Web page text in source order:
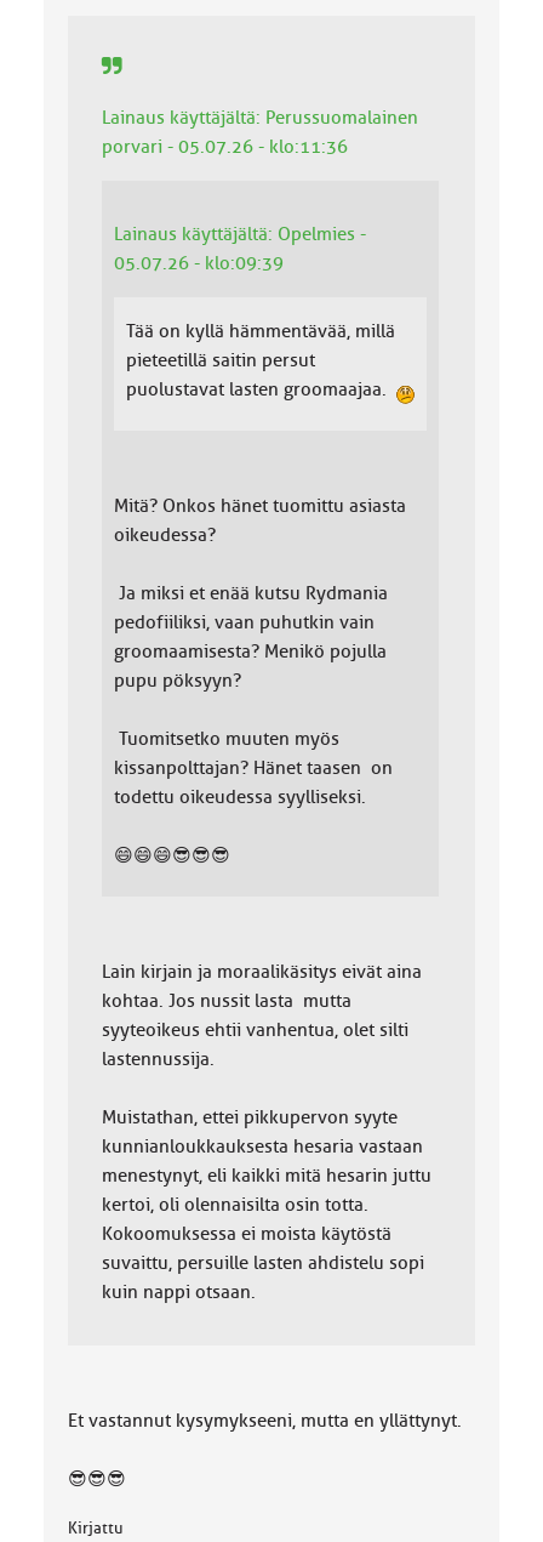
Lainaus käyttäjältä: Perussuomalainen
porvari - 05.07.26 - klo:11:36
Lainaus käyttäjältä: Opelmies -
05.07.26 - klo:09:39
Tää on kyllä hämmentävää, millä
pieteetillä saitin persut
puolustavat lasten groomaajaa.
Mitä? Onkos hänet tuomittu asiasta
oikeudessa?
Ja miksi et enää kutsu Rydmania
pedofiiliksi, vaan puhutkin vain
groomaamisesta? Menikö pojulla
pupu pöksyyn?
Tuomitsetko muuten myös
kissanpolttajan? Hänet taasen on
todettu oikeudessa syylliseksi.
😄😄😄😎😎😎
Lain kirjain ja moraalikäsitys eivät aina
kohtaa. Jos nussit lasta mutta
syyteoikeus ehtii vanhentua, olet silti
lastennussija.
Muistathan, ettei pikkupervon syyte
kunnianloukkauksesta hesaria vastaan
menestynyt, eli kaikki mitä hesarin juttu
kertoi, oli olennaisilta osin totta.
Kokoomuksessa ei moista käytöstä
suvaittu, persuille lasten ahdistelu sopi
kuin nappi otsaan.
Et vastannut kysymykseeni, mutta en yllättynyt.
😎😎😎
Kirjattu